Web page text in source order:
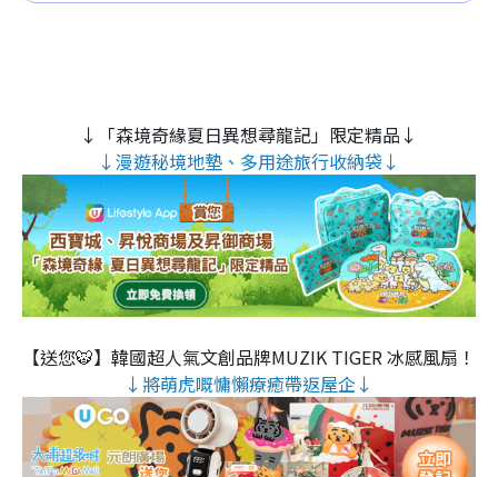
↓「森境奇緣夏日異想尋龍記」限定精品↓
↓漫遊秘境地墊、多用途旅行收納袋↓
【送您🐯】韓國超人氣文創品牌MUZIK TIGER 冰感風扇！
↓將萌虎嘅慵懶療癒帶返屋企↓